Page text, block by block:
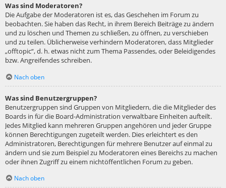
Was sind Moderatoren?
Die Aufgabe der Moderatoren ist es, das Geschehen im Forum zu
beobachten. Sie haben das Recht, in ihrem Bereich Beiträge zu ändern
und zu löschen und Themen zu schließen, zu öffnen, zu verschieben
und zu teilen. Üblicherweise verhindern Moderatoren, dass Mitglieder
„offtopic“, d. h. etwas nicht zum Thema Passendes, oder Beleidigendes
bzw. Angreifendes schreiben.
Nach oben
Was sind Benutzergruppen?
Benutzergruppen sind Gruppen von Mitgliedern, die die Mitglieder des
Boards in für die Board-Administration verwaltbare Einheiten aufteilt.
Jedes Mitglied kann mehreren Gruppen angehören und jeder Gruppe
können Berechtigungen zugeteilt werden. Dies erleichtert es den
Administratoren, Berechtigungen für mehrere Benutzer auf einmal zu
ändern und sie zum Beispiel zu Moderatoren eines Bereichs zu machen
oder ihnen Zugriff zu einem nichtöffentlichen Forum zu geben.
Nach oben